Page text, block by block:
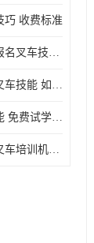
巧 收费标准
相城区元和街道 报名叉车技能 没有学历怎么办
昆山市陆家 学习叉车技能 如何选择很重要
嘉兴 报名叉车技能 免费试学联系电话
相城区元和街道 叉车培训机构 如何选择很重要